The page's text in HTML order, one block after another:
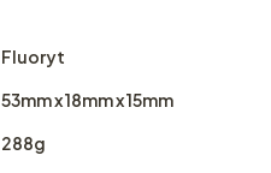
Fluoryt
53mm x 18mm x 15mm
288g